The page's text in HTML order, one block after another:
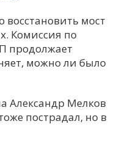
мост
Комиссия по
продолжает
можно ли было
Александр Мелков
пострадал, но в